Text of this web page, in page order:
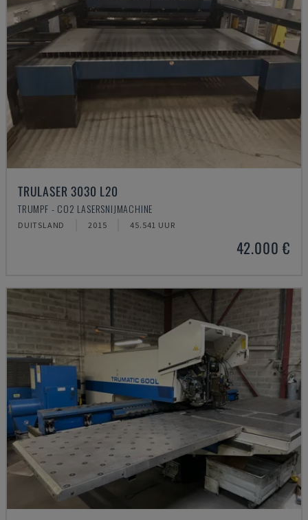
TRULASER 3030 L20
TRUMPF - CO2 LASERSNIJMACHINE
DUITSLAND 2015 45.541 UUR
42.000 €